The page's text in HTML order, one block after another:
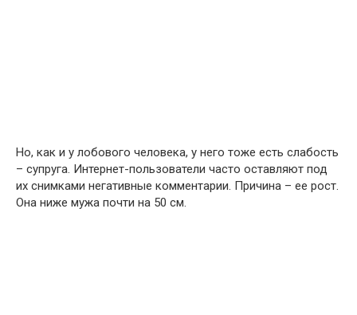
Но, как и у лобового человека, у него тоже есть слабость
– супруга. Интернет-пользователи часто оставляют под
их снимками негативные комментарии. Причина – ее рост.
Она ниже мужа почти на 50 см.